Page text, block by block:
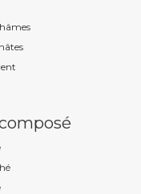
âmes
âtes
é